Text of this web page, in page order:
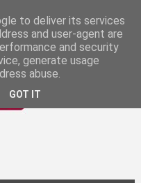
to deliver its services
and user-agent are
and security
generate usage
abuse.
GOT IT